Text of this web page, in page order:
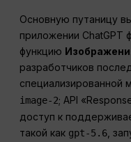
Основную путаницу
приложении ChatGPT
функцию
разработчиков
image-2; API
доступ к
такой как gpt-5.6 ,